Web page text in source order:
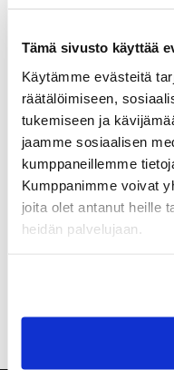
Tämä sivusto käyttää
Käytämme evästeitä
räätälöimiseen,
tukemiseen ja
jaamme sosiaalisen
kumppaneillemme
Kumppanimme voivat
joita olet antanut heille
heidän palvelujaan.
Puhelin
VIESTI: